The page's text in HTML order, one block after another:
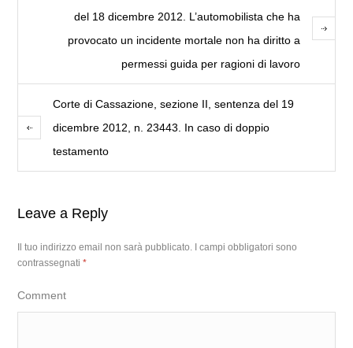
del 18 dicembre 2012. L’automobilista che ha
provocato un incidente mortale non ha diritto a
permessi guida per ragioni di lavoro
Corte di Cassazione, sezione II, sentenza del 19
dicembre 2012, n. 23443. In caso di doppio
testamento
Leave a Reply
Il tuo indirizzo email non sarà pubblicato. I campi obbligatori sono
contrassegnati*
Comment